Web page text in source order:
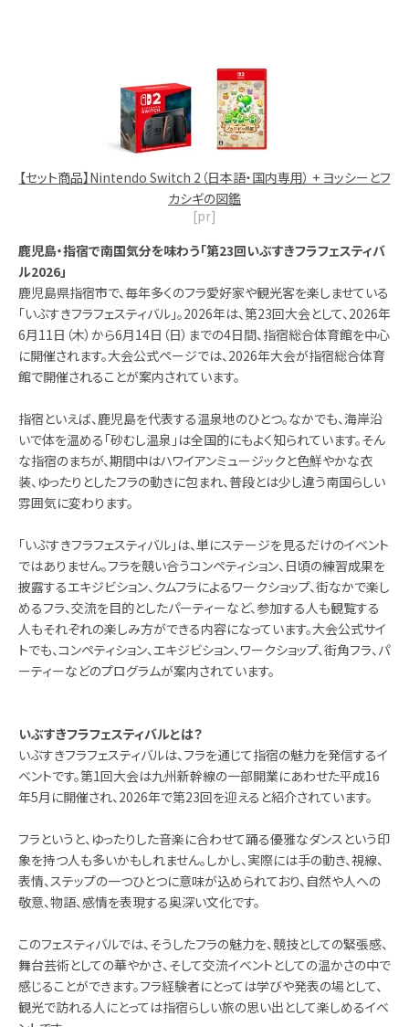
【セット商品】Nintendo Switch 2（日本語・国内専用） + ヨッシーとフ
カシギの図鑑
[pr]
鹿児島・指宿で南国気分を味わう「第23回いぶすきフラフェスティバ
ル2026」
鹿児島県指宿市で、毎年多くのフラ愛好家や観光客を楽しませている
「いぶすきフラフェスティバル」。2026年は、第23回大会として、2026年
6月11日（木）から6月14日（日）までの4日間、指宿総合体育館を中心
に開催されます。大会公式ページでは、2026年大会が指宿総合体育
館で開催されることが案内されています。
指宿といえば、鹿児島を代表する温泉地のひとつ。なかでも、海岸沿
いで体を温める「砂むし温泉」は全国的にもよく知られています。そん
な指宿のまちが、期間中はハワイアンミュージックと色鮮やかな衣
装、ゆったりとしたフラの動きに包まれ、普段とは少し違う南国らしい
雰囲気に変わります。
「いぶすきフラフェスティバル」は、単にステージを見るだけのイベント
ではありません。フラを競い合うコンペティション、日頃の練習成果を
披露するエキジビション、クムフラによるワークショップ、街なかで楽し
めるフラ、交流を目的としたパーティーなど、参加する人も観覧する
人もそれぞれの楽しみ方ができる内容になっています。大会公式サイ
トでも、コンペティション、エキジビション、ワークショップ、街角フラ、パ
ーティーなどのプログラムが案内されています。
いぶすきフラフェスティバルとは？
いぶすきフラフェスティバルは、フラを通じて指宿の魅力を発信するイ
ベントです。第1回大会は九州新幹線の一部開業にあわせた平成16
年5月に開催され、2026年で第23回を迎えると紹介されています。
フラというと、ゆったりした音楽に合わせて踊る優雅なダンスという印
象を持つ人も多いかもしれません。しかし、実際には手の動き、視線、
表情、ステップの一つひとつに意味が込められており、自然や人への
敬意、物語、感情を表現する奥深い文化です。
このフェスティバルでは、そうしたフラの魅力を、競技としての緊張感、
舞台芸術としての華やかさ、そして交流イベントとしての温かさの中で
感じることができます。フラ経験者にとっては学びや発表の場として、
観光で訪れる人にとっては指宿らしい旅の思い出として楽しめるイベ